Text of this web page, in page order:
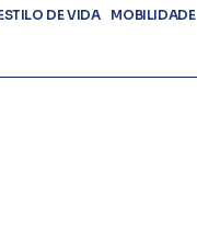
DE VIDA MOBILIDADE